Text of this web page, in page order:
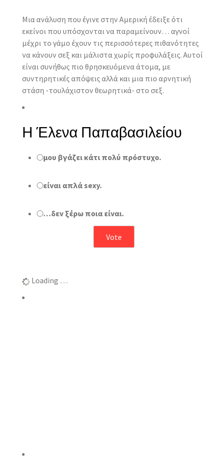
Μια ανάλυση που έγινε στην Αμερική έδειξε ότι
εκείνοι που υπόσχονται να παραμείνουν… αγνοί
μέχρι το γάμο έχουν τις περισσότερες πιθανότητες
να κάνουν σεξ και μάλιστα χωρίς προφυλάξεις. Αυτοί
είναι συνήθως πιο θρησκευόμενα άτομα, με
συντηρητικές απόψεις αλλά και μια πιο αρνητική
στάση -τουλάχιστον θεωρητικά- στο σεξ.
Η Έλενα Παπαβασιλείου
μου βγάζει κάτι πολύ πρόστυχο.
είναι απλά sexy.
…δεν ξέρω ποια είναι.
Loading …